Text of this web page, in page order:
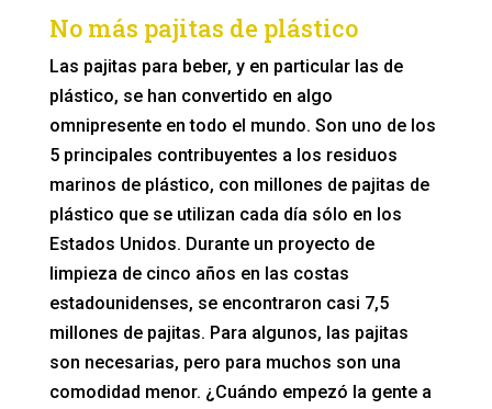
No más pajitas de plástico
Las pajitas para beber, y en particular las de
plástico, se han convertido en algo
omnipresente en todo el mundo. Son uno de los
5 principales contribuyentes a los residuos
marinos de plástico, con millones de pajitas de
plástico que se utilizan cada día sólo en los
Estados Unidos. Durante un proyecto de
limpieza de cinco años en las costas
estadounidenses, se encontraron casi 7,5
millones de pajitas. Para algunos, las pajitas
son necesarias, pero para muchos son una
comodidad menor. ¿Cuándo empezó la gente a